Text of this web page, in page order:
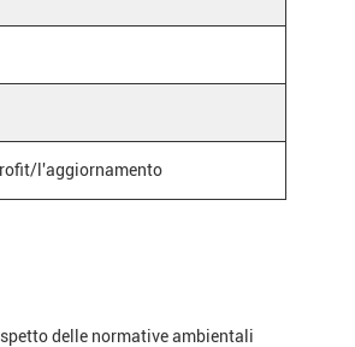
l'aggiornamento
delle normative ambientali